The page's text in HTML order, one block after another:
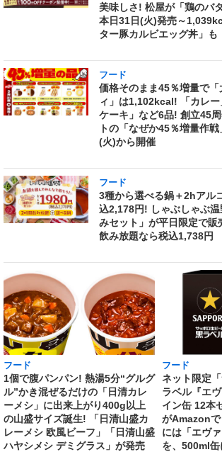
美味しさ! 松屋が「鶏のバ
本日31日(火)発売～
ター豚カルビエッグ丼」も
フード
価格そのまま45％増量で
ィ」は1,102kcal! 「カレ
ケーキ」など6品! 創立45
トの「なぜか45％増量作
(火)から開催
フード
3種から選べる鍋＋2hアル
込2,178円! しゃぶしゃぶ
みセット」が平日限定で販
飲み放題なら税込1,738円
フード
1個で腹パンパン! 熱湯5分“グルグ
ル”かき混ぜるだけの「日清カレ
ーメシ」に出来上がり400g以上
の山盛サイズ誕生! 「日清山盛カ
レーメシ 欧風ビーフ」「日清山盛
ハヤシメシ デミグラス」が発売
フード
ネット限定
ラベル『エ
イン缶 12本
がAmazon
には「エヴ
を、500ml缶